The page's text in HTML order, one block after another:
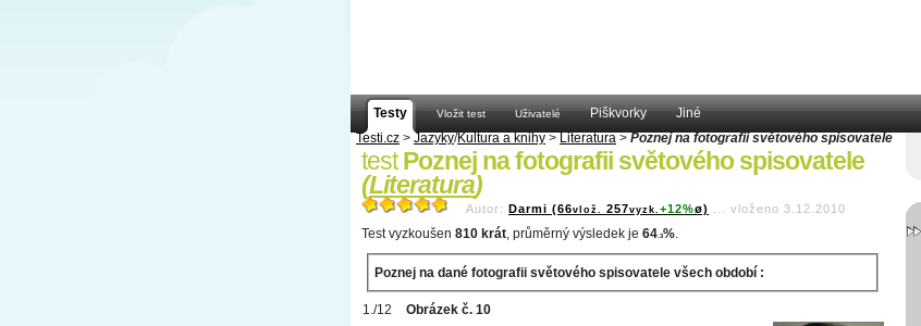
Testy Vložit test Uživatelé Piškvorky
Jiné
Testi.cz > Jazyky/Kultura a knihy > Literatura > Poznej na fotografii světového spisovatele
testPoznej na fotografii světového spisovatele
(Literatura)
Autor: Darmi (66vlož. 257vyzk. +12%ø) vloženo 3.12.2010
Test vyzkoušen 810 krát, průměrný výsledek je 64 .3%.
Poznej na dané fotografii světového spisovatele všech období :
Obrázek č. 10